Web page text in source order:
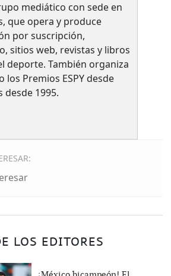
mediático con sede en
que opera y produce
por suscripción,
sitios web, revistas y libros
deporte. También organiza
los Premios ESPY desde
desde 1995.
LOS EDITORES